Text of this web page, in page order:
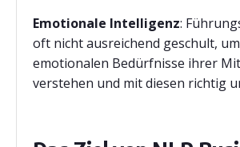
Emotionale Intelligenz:
oft nicht ausreichend geschult,
emotionalen Bedürfnisse ihrer
verstehen und mit diesen richtig